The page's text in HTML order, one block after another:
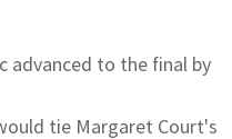
advanced to the final by
tie Margaret Court's